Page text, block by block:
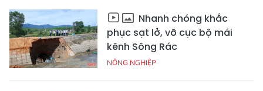
Nhanh chóng khắc
phục sạt lở, vỡ cục bộ mái
kênh Sông Rác
NÔNG NGHIỆP